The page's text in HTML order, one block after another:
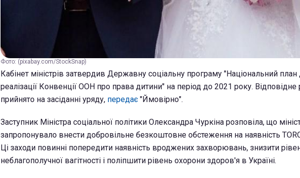
Фото: (pixabay.com/StockSnap)
Кабінет міністрів затвердив Державну соціальну програму "Національний
реалізації Конвенції ООН про права дитини" на період до 2021 року. Відповідне
прийнято на засіданні уряду, передає "Ймовірно".
Заступник Міністра соціальної політики Олександра Чуркіна розповіла, що
запропонувало внести добровільне безкоштовне обстеження на наявність
Ці заходи повинні попередити наявність вроджених захворювань, знизити
неблагополучної вагітності і поліпшити рівень охорони здоров'я в Україні.